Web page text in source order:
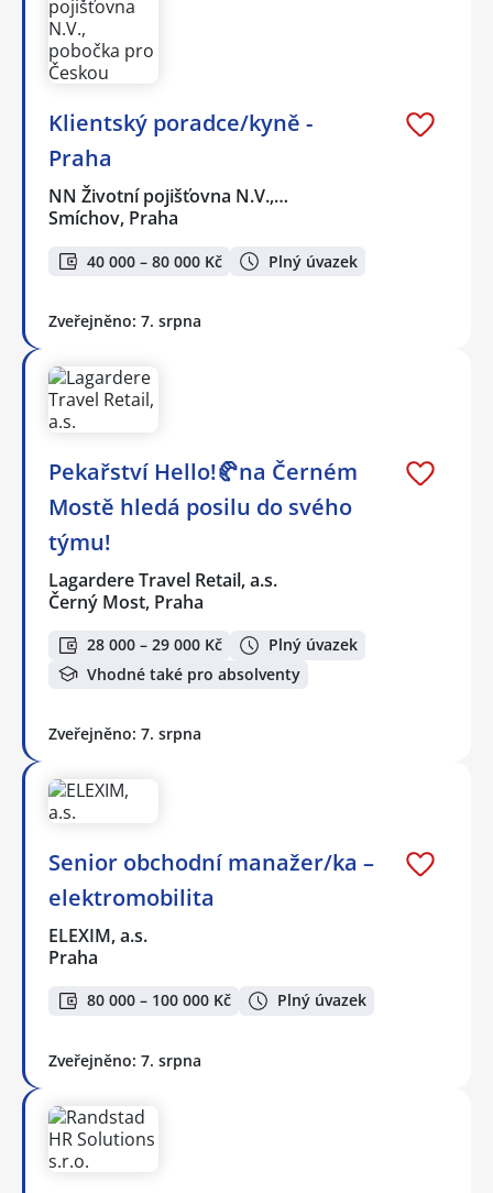
Klientský poradce/kyně -
Praha
NN Životní pojišťovna N.V.,…
Smíchov, Praha
40 000 – 80 000 Kč Plný úvazek
Zveřejněno: 7. srpna
Pekařství Hello!🥐na Černém
Mostě hledá posilu do svého
týmu!
Lagardere Travel Retail, a.s.
Černý Most, Praha
28 000 – 29 000 Kč
Plný úvazek
Vhodné také pro absolventy
Zveřejněno: 7. srpna
Senior obchodní manažer/ka –
elektromobilita
ELEXIM, a.s.
Praha
80 000 – 100 000 Kč Plný úvazek
Zveřejněno: 7. srpna